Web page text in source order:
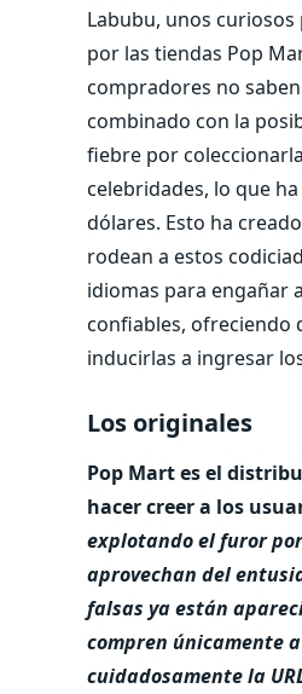
Labubu, unos
por las tiendas Pop
compradores no
combinado con la
fiebre por
celebridades, lo que
dólares. Esto ha
rodean a estos
idiomas para engañar
confiables, ofreciendo
inducirlas a ingresar
Los originales
Pop Mart es el
hacer creer a los
explotando el furor
aprovechan del
falsas ya están
compren únicamente
cuidadosamente la